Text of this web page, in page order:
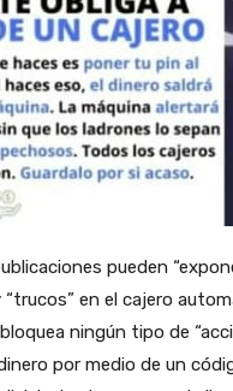
pueden
en el cajero
ningún tipo de
por medio de un